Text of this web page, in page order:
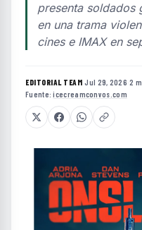
presenta soldados
en una trama
cines e IMAX en
EDITORIAL TEAM·Jul 29, 2026·2
Fuente:icecreamconvos.com